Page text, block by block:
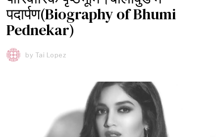
पदार्पण(Biography of Bhumi
Pednekar)
by Tai Lopez